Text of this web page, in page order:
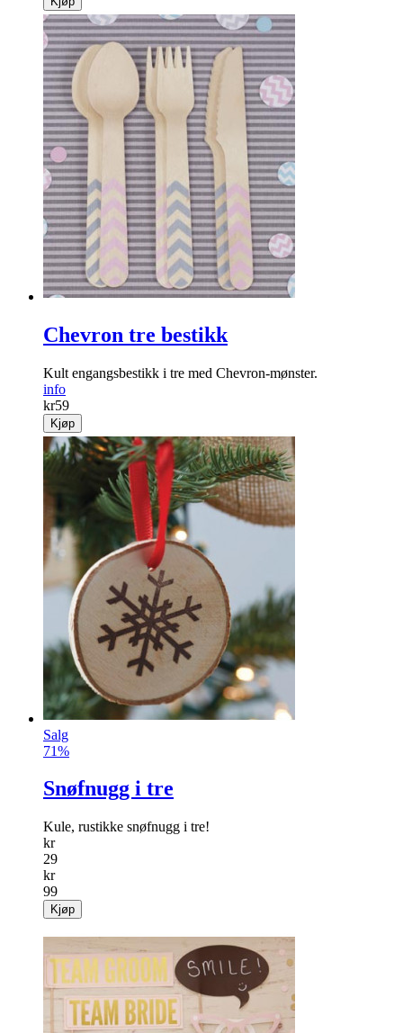
Chevron tre bestikk
Kult engangsbestikk i tre med Chevron-mønster.
info
kr59
Kjøp
Salg
71%
Snøfnugg i tre
Kule, rustikke snøfnugg i tre!
kr
29
kr
99
Kjøp